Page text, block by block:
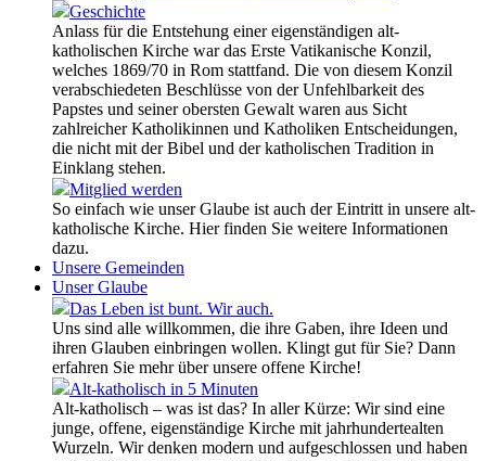
Geschichte
Anlass für die Entstehung einer eigenständigen alt-
katholischen Kirche war das Erste Vatikanische Konzil,
welches 1869/70 in Rom stattfand. Die von diesem Konzil
verabschiedeten Beschlüsse von der Unfehlbarkeit des
Papstes und seiner obersten Gewalt waren aus Sicht
zahlreicher Katholikinnen und Katholiken Entscheidungen,
die nicht mit der Bibel und der katholischen Tradition in
Einklang stehen.
Mitglied werden
So einfach wie unser Glaube ist auch der Eintritt in unsere alt-
katholische Kirche. Hier finden Sie weitere Informationen
dazu.
Unsere Gemeinden
Unser Glaube
Das Leben ist bunt. Wir auch.
Uns sind alle willkommen, die ihre Gaben, ihre Ideen und
ihren Glauben einbringen wollen. Klingt gut für Sie? Dann
erfahren Sie mehr über unsere offene Kirche!
Alt-katholisch in 5 Minuten
Alt-katholisch – was ist das? In aller Kürze: Wir sind eine
junge, offene, eigenständige Kirche mit jahrhundertealten
Wurzeln. Wir denken modern und aufgeschlossen und haben